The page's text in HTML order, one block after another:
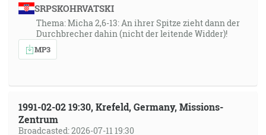
SRPSKOHRVATSKI
Thema: Micha 2,6-13: An ihrer Spitze zieht dann der
Durchbrecher dahin (nicht der leitende Widder)!
MP3
1991-02-02 19:30, Krefeld, Germany, Missions-
Zentrum
Broadcasted: 2026-07-11 19:30